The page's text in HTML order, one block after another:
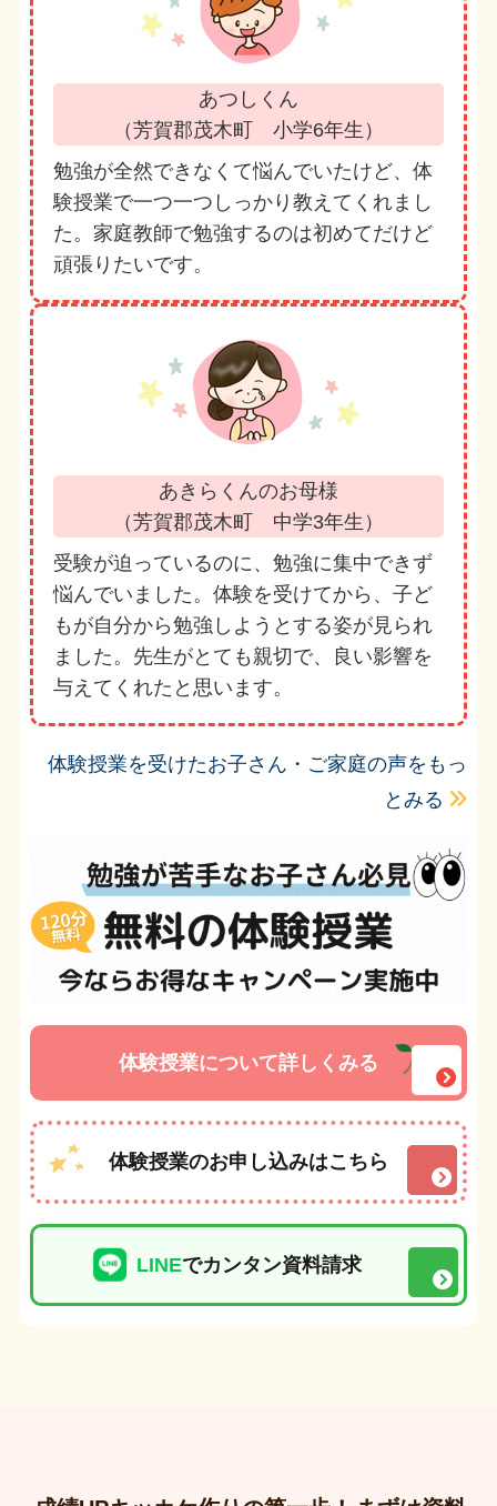
あつしくん
（芳賀郡茂木町 小学6年生）
勉強が全然できなくて悩んでいたけど、体
験授業で一つ一つしっかり教えてくれまし
た。家庭教師で勉強するのは初めてだけど
頑張りたいです。
あきらくんのお母様
（芳賀郡茂木町 中学3年生）
受験が迫っているのに、勉強に集中できず
悩んでいました。体験を受けてから、子ど
もが自分から勉強しようとする姿が見られ
ました。先生がとても親切で、良い影響を
与えてくれたと思います。
体験授業を受けたお子さん・ご家庭の声をもっ
とみる
体験授業について詳しくみる
体験授業のお申し込みはこちら
LINEでカンタン資料請求